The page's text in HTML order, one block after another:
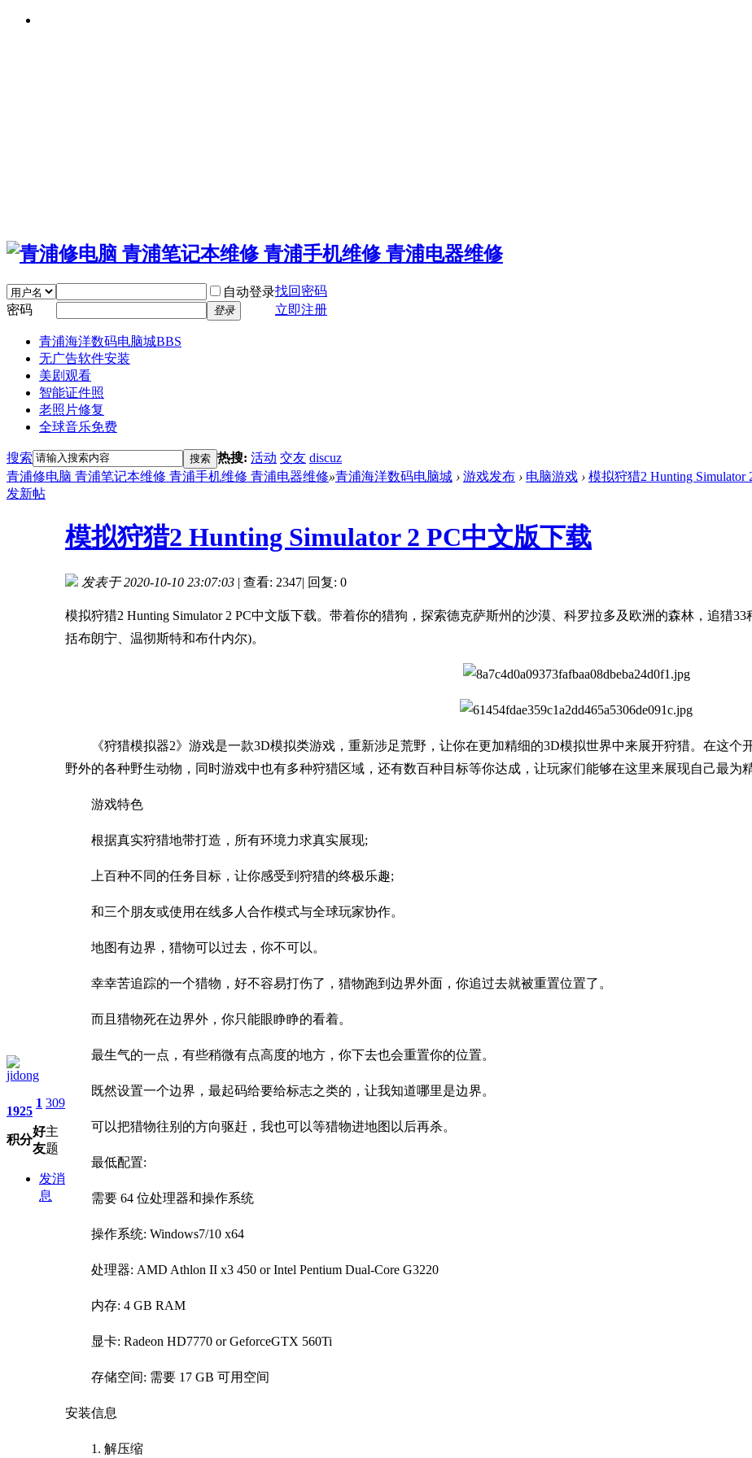
自动登录找回密码
密码
登录 立即注册
青浦海洋数码电脑城BBS
无广告软件安装
美剧观看
智能证件照
老照片修复
全球音乐免费
搜索 搜索 热搜: 活动 交友 discuz
青浦修电脑 青浦笔记本维修 青浦手机维修 青浦电器维修»青浦海洋数码电脑城 › 游戏发布 › 电脑游戏 › 模拟狩猎2 Hunting Simulator
发新帖
jidong
1925
积分
1
好
友
309
主
题
发消
息
模拟狩猎2 Hunting Simulator 2 PC中文版下载
发表于 2020-10-10 23:07:03 | 查看: 2347| 回复: 0
模拟狩猎2 Hunting Simulator 2 PC中文版下载。带着你的猎狗，探索德克萨斯州的沙漠、科罗拉多及欧洲的森林，追猎
括布朗宁、温彻斯特和布什内尔)。
《狩猎模拟器2》游戏是一款3D模拟类游戏，重新涉足荒野，让你在更加精细的3D模拟世界中来展开狩猎。在这个
野外的各种野生动物，同时游戏中也有多种狩猎区域，还有数百种目标等你达成，让玩家们能够在这里来展现自己最为
游戏特色
根据真实狩猎地带打造，所有环境力求真实展现;
上百种不同的任务目标，让你感受到狩猎的终极乐趣;
和三个朋友或使用在线多人合作模式与全球玩家协作。
地图有边界，猎物可以过去，你不可以。
幸幸苦追踪的一个猎物，好不容易打伤了，猎物跑到边界外面，你追过去就被重置位置了。
而且猎物死在边界外，你只能眼睁睁的看着。
最生气的一点，有些稍微有点高度的地方，你下去也会重置你的位置。
既然设置一个边界，最起码给要给标志之类的，让我知道哪里是边界。
可以把猎物往别的方向驱赶，我也可以等猎物进地图以后再杀。
最低配置:
需要 64 位处理器和操作系统
操作系统: Windows7/10 x64
处理器: AMD Athlon II x3 450 or Intel Pentium Dual-Core G3220
内存: 4 GB RAM
显卡: Radeon HD7770 or GeforceGTX 560Ti
存储空间: 需要 17 GB 可用空间
安装信息
1. 解压缩